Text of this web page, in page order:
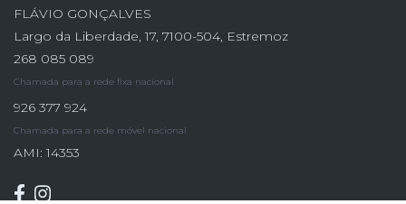
FLÁVIO GONÇALVES
Largo da Liberdade, 17, 7100-504, Estremoz
268 085 089
Chamada para a rede fixa nacional
926 377 924
Chamada para a rede móvel nacional
AMI: 14353